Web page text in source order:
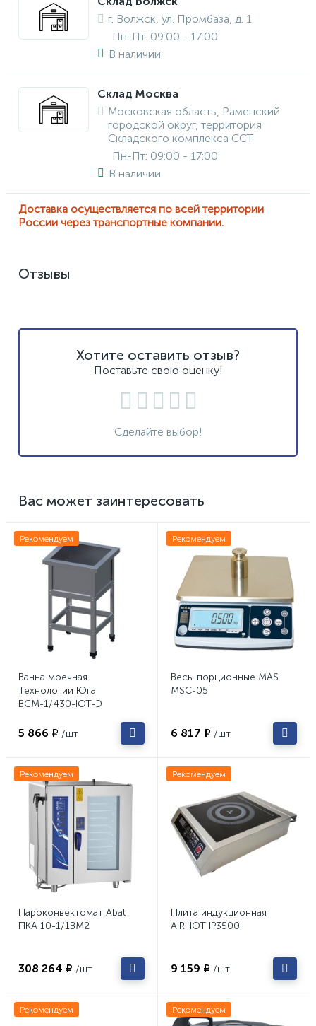
г. Волжск, ул. Промбаза, д. 1
Пн-Пт: 09:00 - 17:00
В наличии
Склад Москва
Московская область, Раменский
городской округ, территория
Складского комплекса ССТ
Пн-Пт: 09:00 - 17:00
В наличии
Доставка осуществляется по всей территории
России через транспортные компании.
Отзывы
Хотите оставить отзыв?
Поставьте свою оценку!
Сделайте выбор!
Вас может заинтересовать
Рекомендуем
Ванна моечная
Технологии Юга
ВСМ-1/430-ЮТ-Э
5 866 ₽ /шт
Рекомендуем
Весы порционные MAS
MSC-05
6 817 ₽ /шт
Рекомендуем
Пароконвектомат Abat
ПКА 10-1/1ВМ2
308 264 ₽ /шт
Рекомендуем
Плита индукционная
AIRHOT IP3500
9 159 ₽ /шт
Рекомендуем Рекомендуем